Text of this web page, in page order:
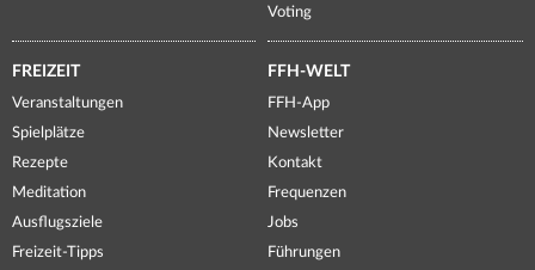
Voting
FREIZEIT
Veranstaltungen
Spielplätze
Rezepte
Meditation
Ausflugsziele
Freizeit-Tipps
FFH-WELT
FFH-App
Newsletter
Kontakt
Frequenzen
Jobs
Führungen